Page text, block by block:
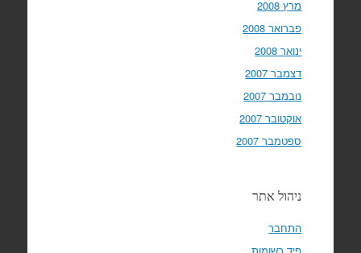
מרץ 2008
פברואר 2008
ינואר 2008
דצמבר 2007
נובמבר 2007
אוקטובר 2007
ספטמבר 2007
ניהול אתר
התחבר